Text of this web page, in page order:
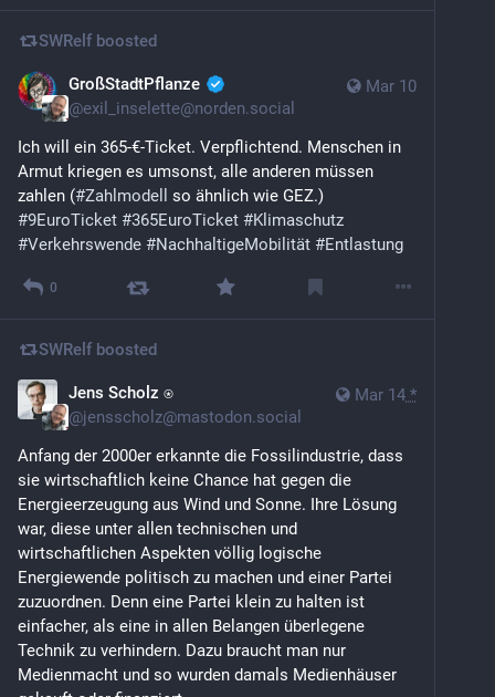
SWRelf boosted
Mar 10
GroßStadtPflanze
@exil_inselette@norden.social
Ich will ein 365-€-Ticket. Verpflichtend. Menschen in
Armut kriegen es umsonst, alle anderen müssen
zahlen (#Zahlmodell
so ähnlich wie GEZ.)
#9EuroTicket #365EuroTicket #Klimaschutz
#Verkehrswende #NachhaltigeMobilität #Entlastung
0
SWRelf boosted
Mar 14 *
Jens Scholz ⍟
@jensscholz@mastodon.social
Anfang der 2000er erkannte die Fossilindustrie, dass
sie wirtschaftlich keine Chance hat gegen die
Energieerzeugung aus Wind und Sonne. Ihre Lösung
war, diese unter allen technischen und
wirtschaftlichen Aspekten völlig logische
Energiewende politisch zu machen und einer Partei
zuzuordnen. Denn eine Partei klein zu halten ist
einfacher, als eine in allen Belangen überlegene
Technik zu verhindern. Dazu braucht man nur
Medienmacht und so wurden damals Medienhäuser